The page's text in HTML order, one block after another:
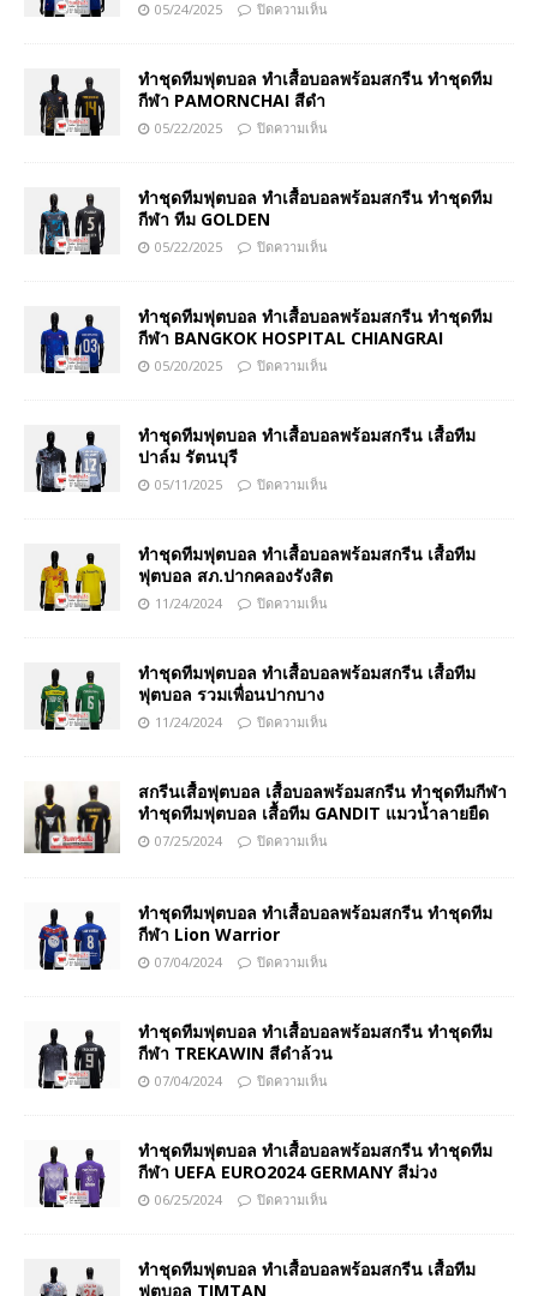
05/24/2025 ปิดความเห็น
ทำชุดทีมฟุตบอล ทำเสื้อบอลพร้อมสกรีน ทำชุดทีม
กีฬา PAMORNCHAI สีดำ
05/22/2025 ปิดความเห็น
ทำชุดทีมฟุตบอล ทำเสื้อบอลพร้อมสกรีน ทำชุดทีม
กีฬา ทีม GOLDEN
05/22/2025 ปิดความเห็น
ทำชุดทีมฟุตบอล ทำเสื้อบอลพร้อมสกรีน ทำชุดทีม
กีฬา BANGKOK HOSPITAL CHIANGRAI
05/20/2025 ปิดความเห็น
ทำชุดทีมฟุตบอล ทำเสื้อบอลพร้อมสกรีน เสื้อทีม
ปาล์ม รัตนบุรี
05/11/2025 ปิดความเห็น
ทำชุดทีมฟุตบอล ทำเสื้อบอลพร้อมสกรีน เสื้อทีม
ฟุตบอล สภ.ปากคลองรังสิต
11/24/2024 ปิดความเห็น
ทำชุดทีมฟุตบอล ทำเสื้อบอลพร้อมสกรีน เสื้อทีม
ฟุตบอล รวมเพื่อนปากบาง
11/24/2024 ปิดความเห็น
สกรีนเสื้อฟุตบอล เสื้อบอลพร้อมสกรีน ทำชุดทีมกีฬา
ทำชุดทีมฟุตบอล เสื้อทีม GANDIT แมวน้ำลายยืด
07/25/2024 ปิดความเห็น
ทำชุดทีมฟุตบอล ทำเสื้อบอลพร้อมสกรีน ทำชุดทีม
กีฬา Lion Warrior
07/04/2024 ปิดความเห็น
ทำชุดทีมฟุตบอล ทำเสื้อบอลพร้อมสกรีน ทำชุดทีม
กีฬา TREKAWIN สีดำล้วน
07/04/2024 ปิดความเห็น
ทำชุดทีมฟุตบอล ทำเสื้อบอลพร้อมสกรีน ทำชุดทีม
กีฬา UEFA EURO2024 GERMANY สีม่วง
06/25/2024 ปิดความเห็น
ทำชุดทีมฟุตบอล ทำเสื้อบอลพร้อมสกรีน เสื้อทีม
ฟุตบอล TIMTAN